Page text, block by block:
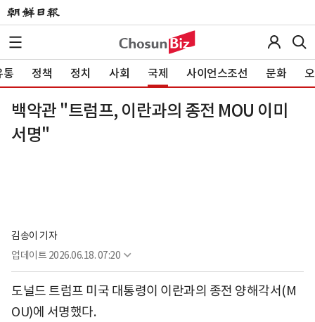
통 정책 정치 사회 국제 사이언스조선 문화
백악관 "트럼프, 이란과의 종전 MOU 이미
서명"
김송이 기자
업데이트 2026.06.18. 07:20
도널드 트럼프 미국 대통령이 이란과의 종전 양해각서(M
OU)에 서명했다.